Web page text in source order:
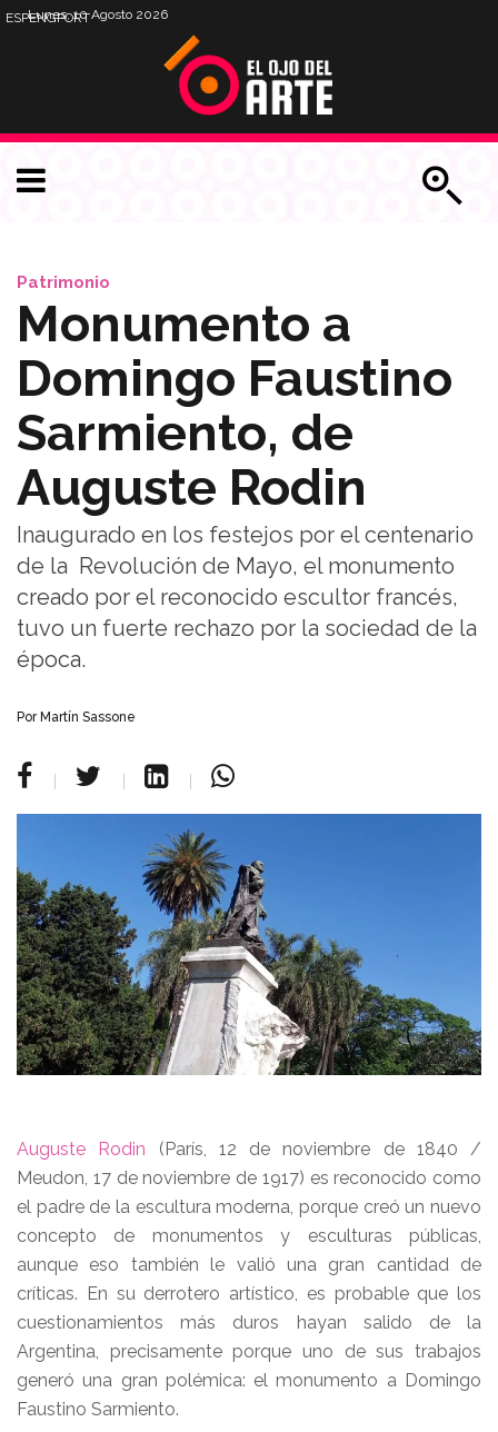
Lunes, 10 Agosto 2026
ESPENGPORT
Patrimonio
Monumento a
Domingo Faustino
Sarmiento, de
Auguste Rodin
Inaugurado en los festejos por el centenario
de la Revolución de Mayo, el monumento
creado por el reconocido escultor francés,
tuvo un fuerte rechazo por la sociedad de la
época.
Por Martín Sassone
Auguste Rodin (París, 12 de noviembre de 1840 /
Meudon, 17 de noviembre de 1917) es reconocido como
el padre de la escultura moderna, porque creó un nuevo
concepto de monumentos y esculturas públicas,
aunque eso también le valió una gran cantidad de
críticas. En su derrotero artístico, es probable que los
cuestionamientos más duros hayan salido de la
Argentina, precisamente porque uno de sus trabajos
generó una gran polémica: el monumento a Domingo
Faustino Sarmiento.